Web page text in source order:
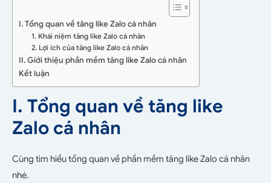
I. Tổng quan về tăng like Zalo cá nhân
1. Khái niệm tăng like Zalo cá nhân
2. Lợi ích của tăng like Zalo cá nhân
II. Giới thiệu phần mềm tăng like Zalo cá nhân
Kết luận
I. Tổng quan về tăng like
Zalo cá nhân
Cùng tìm hiểu tổng quan về phần mềm tăng like Zalo cá nhân
nhé.